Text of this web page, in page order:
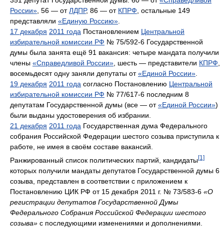
России» , 56 — отЛДПР, 86 — от КПРФ , остальные 149
представляли «Единую Россию»
17 декабря 2011 года Постановлением Центральной
избирательной комиссии РФ № 75/592-6 Государственной
думы была занята ещё 91 вакансия: четыре мандата получили
члены «Справедливой России» , шесть — представители КПРФ
восемьдесят одну заняли депутаты от«Единой России»
19 декабря 2011 года согласно Постановлению Центральной
избирательной комиссии РФ № 77/617-6 последним 8
депутатам Государственной думы (все — от«Единой России»)
были выданы удостоверения об избрании.
21 декабря 2011 года Государственная дума Федерального
собрания Российской Федерации шестого созыва приступила к
работе, не имея в своём составе вакансий.
Ранжированный список политических партий, кандидаты[1]
которых получили мандаты депутатов Государственной думы 6
созыва, представлен в соответствии с приложением к
Постановлению ЦИК РФ от 15 декабря 2011 г. № 73/583-6 «О
регистрации депутатов Государственной Думы
Федерального Собрания Российской Федерации шестого
созыва» с последующими изменениями и дополнениями.